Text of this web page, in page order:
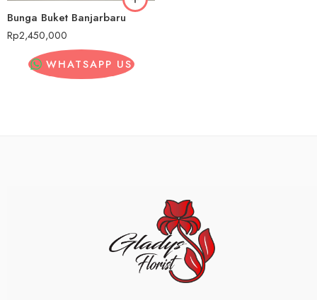
Bunga Buket Banjarbaru
Rp2,450,000
WHATSAPP US